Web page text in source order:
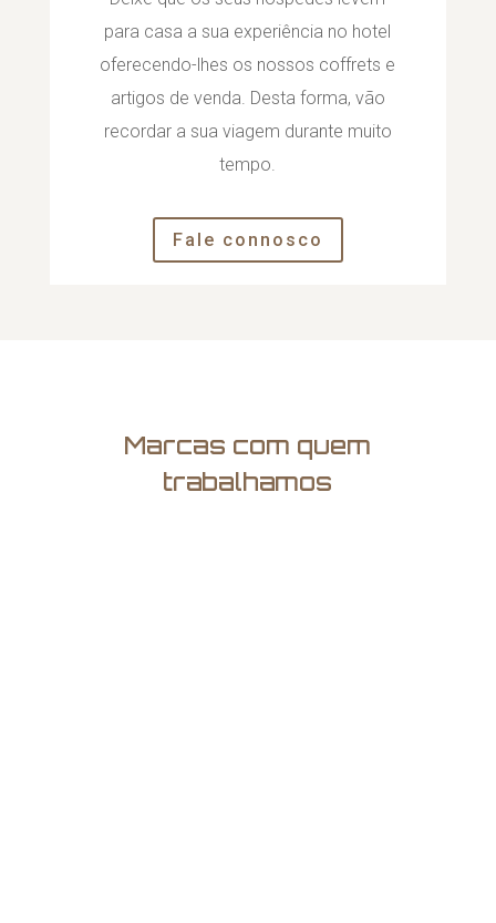
para casa a sua experiência no hotel
oferecendo-lhes os nossos coffrets e
artigos de venda. Desta forma, vão
recordar a sua viagem durante muito
tempo.
Fale connosco
Marcas com quem
trabalhamos